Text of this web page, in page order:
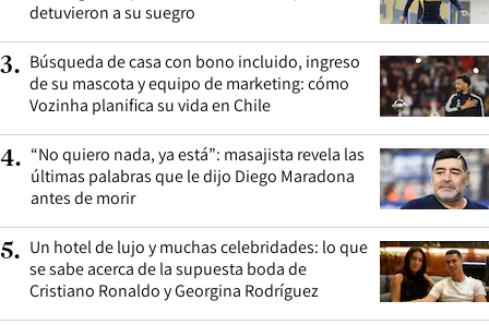
detuvieron a su suegro
3. Búsqueda de casa con bono incluido, ingreso
de su mascota y equipo de marketing: cómo
Vozinha planifica su vida en Chile
4. “No quiero nada, ya está”: masajista revela las
últimas palabras que le dijo Diego Maradona
antes de morir
5. Un hotel de lujo y muchas celebridades: lo que
se sabe acerca de la supuesta boda de
Cristiano Ronaldo y Georgina Rodríguez